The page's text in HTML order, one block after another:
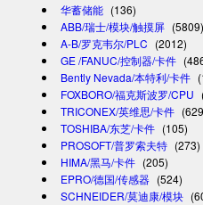
华蓄储能 (136)
ABB/瑞士/模块/触摸屏 (5809)
A-B/罗克韦尔/PLC (2012)
GE /FANUC/控制器/卡件
Bently Nevada/本特利/卡件
FOXBORO/福克斯波罗/CPU
TRICONEX/英维思/卡件
TOSHIBA/东芝/卡件 (105)
PROSOFT/普罗索夫特 (273)
HIMA/黑马/卡件 (205)
EPRO/德国/传感器 (524)
SCHNEIDER/莫迪康/模块